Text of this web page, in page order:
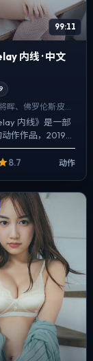
99:11
内线 · 中文
晖、佛罗伦斯·皮尤
内线》是一部
作作品，2019年
执导，菅田将
·皮尤、蕾雅·赛杜
8.7 动作